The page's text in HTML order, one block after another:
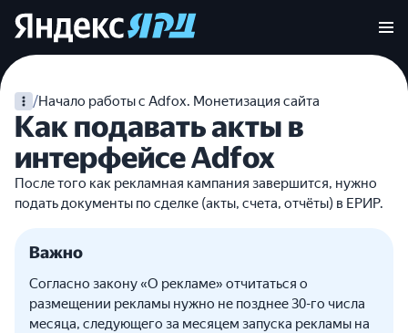
/Начало работы с Adfox. Монетизация сайта
Как подавать акты в
интерфейсе Adfox
После того как рекламная кампания завершится, нужно
подать документы по сделке (акты, счета, отчёты) в ЕРИР.
Важно
Согласно закону «О рекламе» отчитаться о
размещении рекламы нужно не позднее 30-го числа
месяца, следующего за месяцем запуска рекламы на